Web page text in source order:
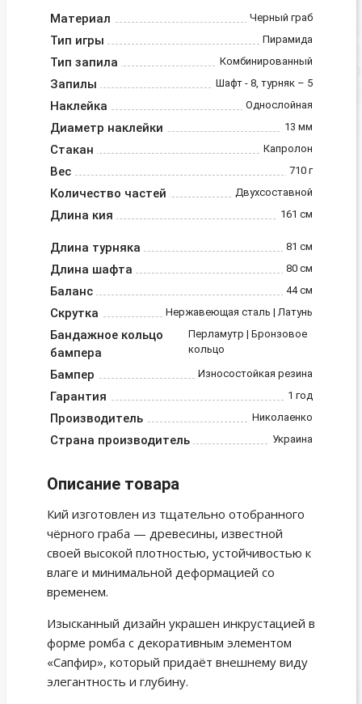
Материал Черный граб
Тип игры Пирамида
Тип запила Комбинированный
Запилы Шафт - 8, турняк – 5
Наклейка Однослойная
Диаметр наклейки 13 мм
Стакан Капролон
Вес 710 г
Количество частей Двухсоставной
Длина кия 161 см
Длина турняка 81 см
Длина шафта 80 см
Баланс 44 см
Скрутка Нержавеющая сталь | Латунь
Бандажное кольцо
бампера
Перламутр | Бронзовое
кольцо
Бампер Износостойкая резина
Гарантия 1 год
Производитель Николаенко
Страна производитель Украина
Описание товара
Кий изготовлен из тщательно отобранного
чёрного граба — древесины, известной
своей высокой плотностью, устойчивостью к
влаге и минимальной деформацией со
временем.
Изысканный дизайн украшен инкрустацией в
форме ромба с декоративным элементом
«Сапфир», который придаёт внешнему виду
элегантность и глубину.